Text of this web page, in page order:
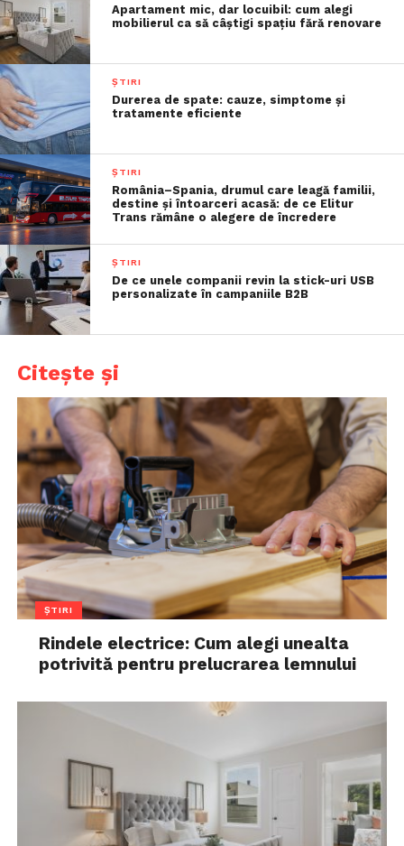
Apartament mic, dar locuibil: cum alegi
mobilierul ca să câștigi spațiu fără renovare
ȘTIRI
Durerea de spate: cauze, simptome și
tratamente eficiente
ȘTIRI
România–Spania, drumul care leagă familii,
destine și întoarceri acasă: de ce Elitur
Trans rămâne o alegere de încredere
ȘTIRI
De ce unele companii revin la stick-uri USB
personalizate în campaniile B2B
Citește și
ȘTIRI
Rindele electrice: Cum alegi unealta
potrivită pentru prelucrarea lemnului